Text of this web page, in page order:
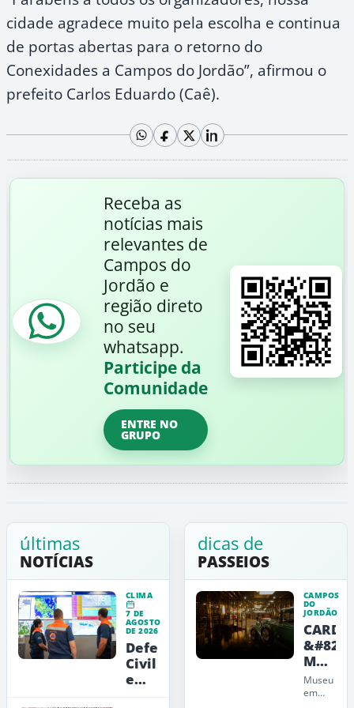
cidade agradece muito pela escolha e continua
de portas abertas para o retorno do
Conexidades a Campos do Jordão”, afirmou o
prefeito Carlos Eduardo (Caê).
Receba as
notícias mais
relevantes de
Campos do
Jordão e
região direto
no seu
whatsapp.
Participe da
Comunidade
ENTRE NO
GRUPO
últimas
NOTÍCIAS
CLIMA
7 DE
AGOSTO
DE 2026
Defesa
Civil
emite
dicas de
PASSEIOS
CAMPOS
DO
JORDÃO
CARDE
Museu
de
Arte,
Museu
em